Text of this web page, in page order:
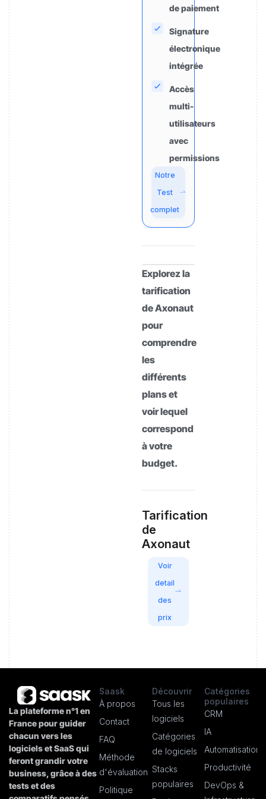
de paiement
Signature
électronique
intégrée
Accès
multi-
utilisateurs
avec
permissions
Notre
Test
complet
Explorez la
tarification
de Axonaut
pour
comprendre
les
différents
plans et
voir lequel
correspond
à votre
budget.
Tarification
de
Axonaut
Voir
detail
des
prix
La plateforme n°1 en
France pour guider
chacun vers les
logiciels et SaaS qui
feront grandir votre
business, grâce à des
tests et des
Saask
À propos
Contact
FAQ
Méthode
d'évaluation
Politique
Découvrir
Tous les
logiciels
Catégories
de logiciels
Stacks
populaires
Catégories
populaires
CRM
IA
Automatisation
Productivité
DevOps &